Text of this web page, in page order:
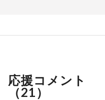
応援コメント
（21）